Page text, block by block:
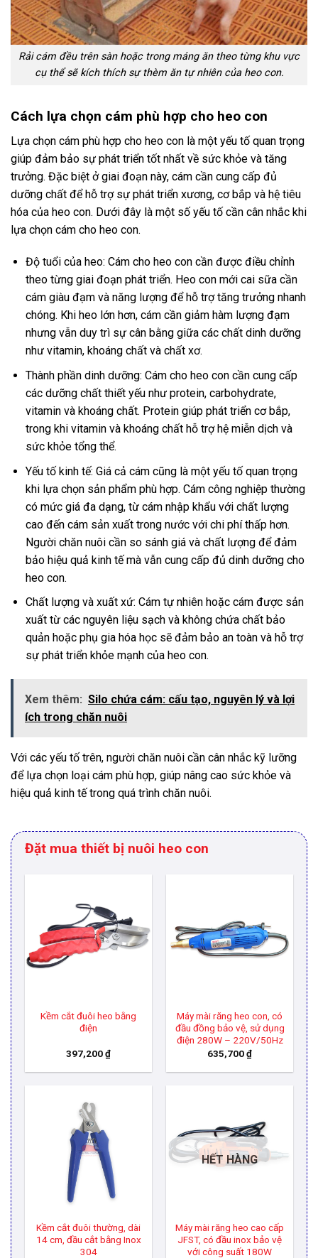
Rải cám đều trên sàn hoặc trong máng ăn theo từng khu vực
cụ thể sẽ kích thích sự thèm ăn tự nhiên của heo con.
Cách lựa chọn cám phù hợp cho heo con
Lựa chọn cám phù hợp cho heo con là một yếu tố quan trọng
giúp đảm bảo sự phát triển tốt nhất về sức khỏe và tăng
trưởng. Đặc biệt ở giai đoạn này, cám cần cung cấp đủ
dưỡng chất để hỗ trợ sự phát triển xương, cơ bắp và hệ tiêu
hóa của heo con. Dưới đây là một số yếu tố cần cân nhắc khi
lựa chọn cám cho heo con.
Độ tuổi của heo: Cám cho heo con cần được điều chỉnh
theo từng giai đoạn phát triển. Heo con mới cai sữa cần
cám giàu đạm và năng lượng để hỗ trợ tăng trưởng nhanh
chóng. Khi heo lớn hơn, cám cần giảm hàm lượng đạm
nhưng vẫn duy trì sự cân bằng giữa các chất dinh dưỡng
như vitamin, khoáng chất và chất xơ.
Thành phần dinh dưỡng: Cám cho heo con cần cung cấp
các dưỡng chất thiết yếu như protein, carbohydrate,
vitamin và khoáng chất. Protein giúp phát triển cơ bắp,
trong khi vitamin và khoáng chất hỗ trợ hệ miễn dịch và
sức khỏe tổng thể.
Yếu tố kinh tế: Giá cả cám cũng là một yếu tố quan trọng
khi lựa chọn sản phẩm phù hợp. Cám công nghiệp thường
có mức giá đa dạng, từ cám nhập khẩu với chất lượng
cao đến cám sản xuất trong nước với chi phí thấp hơn.
Người chăn nuôi cần so sánh giá và chất lượng để đảm
bảo hiệu quả kinh tế mà vẫn cung cấp đủ dinh dưỡng cho
heo con.
Chất lượng và xuất xứ: Cám tự nhiên hoặc cám được sản
xuất từ các nguyên liệu sạch và không chứa chất bảo
quản hoặc phụ gia hóa học sẽ đảm bảo an toàn và hỗ trợ
sự phát triển khỏe mạnh của heo con.
Xem thêm: Silo chứa cám: cấu tạo, nguyên lý và lợi
ích trong chăn nuôi
Với các yếu tố trên, người chăn nuôi cần cân nhắc kỹ lưỡng
để lựa chọn loại cám phù hợp, giúp nâng cao sức khỏe và
hiệu quả kinh tế trong quá trình chăn nuôi.
Đặt mua thiết bị nuôi heo con
Kềm cắt đuôi heo bằng
điện
397,200₫
Máy mài răng heo con, có
đầu đồng bảo vệ, sử dụng
điện 280W – 220V/50Hz
635,700₫
Kềm cắt đuôi thường, dài
14 cm, đầu cắt bằng Inox
304
HẾT HÀNG
Máy mài răng heo cao cấp
JFST, có đầu inox bảo vệ
với công suất 180W